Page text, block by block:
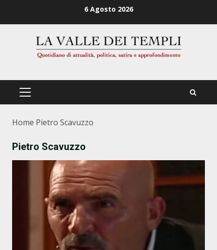
6 Agosto 2026
PRIMÄRES
Home Pietro Scavuzzo
Pietro Scavuzzo